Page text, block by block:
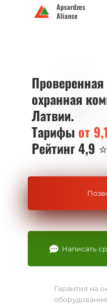
охранная
Латвии.
Тарифы от
Рейтинг 4,9
Apsardzes
Alianse
Гарантия на
Написать